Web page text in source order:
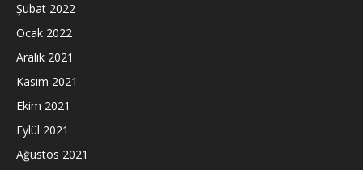
Şubat 2022
Ocak 2022
Aralık 2021
Kasım 2021
Ekim 2021
Eylül 2021
Ağustos 2021